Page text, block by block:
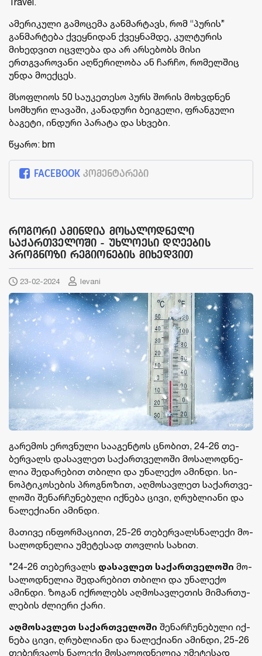
ამერიკული გამოცემა განმარტავს, რომ “პურის”
განმარტება ქვეყნიდან ქვეყნამდე, კულტურის
მიხედვით იცვლება და არ არსებობს მისი
ერთგვაროვანი აღწერილობა ან ჩარჩო, რომელშიც
უნდა მოექცეს.
მსოფლიოს 50 საუკეთესო პურს შორის მოხვდნენ
სომხური ლავაში, კანადური ბეიგელი, ფრანგული
ბაგეტი, ინდური პარატა და სხვები.
წყარო: bm
FACEBOOK კომენტარები
როგორი ამინდია მოსალოდნელი
საქართველოში - უხლოესი დღეების
პროგნოზი რეგიონების მიხედვით
23-02-2024 levani
გა­რე­მოს ეროვ­ნუ­ლი სა­ა­გენ­ტოს ცნო­ბით, 24-26 თე­
ბერ­ვალს და­სავ­ლეთ სა­ქარ­თვე­ლო­ში მო­სა­ლოდ­ნე­
ლია შე­და­რე­ბით თბი­ლი და უნა­ლე­ქო ამინ­დი. სი­
ნოპ­ტი­კო­სე­ბის პროგ­ნო­ზით, აღ­მო­სავ­ლეთ სა­ქარ­თვე­
ლო­ში შე­ნარ­ჩუ­ნე­ბუ­ლი იქ­ნე­ბა ცივი, ღრუბ­ლი­ა­ნი და
ნა­ლე­ქი­ა­ნი ამინ­დი.
მა­თი­ვე ინ­ფორ­მა­ცი­ით, 25-26 თე­ბერ­ვალსნა­ლე­ქი მო­
სა­ლოდ­ნე­ლია უმე­ტე­სად თოვ­ლის სა­ხით.
"24-26 თე­ბერ­ვალს და­სავ­ლეთ სა­ქარ­თვე­ლო­ში მო­
სა­ლოდ­ნე­ლია შე­და­რე­ბით თბი­ლი და უნა­ლე­ქო
ამინ­დი. ზო­გან იქ­რო­ლებს აღ­მო­სავ­ლე­თის მი­მარ­თუ­
ლე­ბის ძლი­ე­რი ქარი.
აღ­მო­სავ­ლეთ სა­ქარ­თვე­ლო­ში შე­ნარ­ჩუ­ნე­ბუ­ლი იქ­
ნე­ბა ცივი, ღრუბ­ლი­ა­ნი და ნა­ლე­ქი­ა­ნი ამინ­დი, 25-26
თე­ბერ­ვალს ნა­ლე­ქი მო­სა­ლოდ­ნე­ლია უმე­ტე­სად